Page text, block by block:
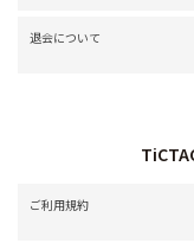
退会について
ご利用規約